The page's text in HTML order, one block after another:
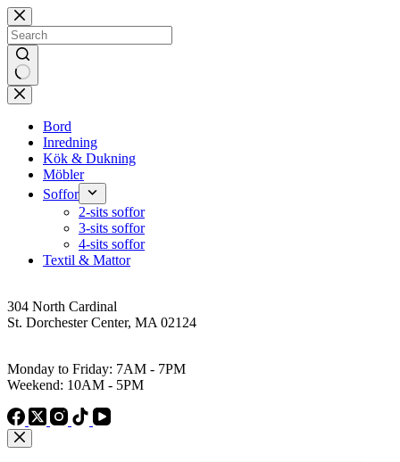
Skip
to
content
No
results
Bord
Inredning
Kök & Dukning
Möbler
Soffor
2-sits soffor
3-sits soffor
4-sits soffor
Textil & Mattor
304 North Cardinal
St. Dorchester Center, MA 02124
Monday to Friday: 7AM - 7PM
Weekend: 10AM - 5PM